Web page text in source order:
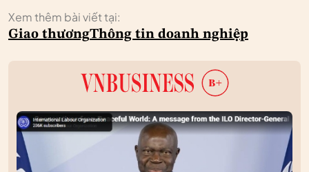
Xem thêm bài viết tại:
Giao thươngThông tin doanh nghiệp